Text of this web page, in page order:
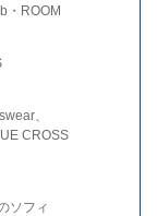
・ROOM
、
CROSS
ソフィ